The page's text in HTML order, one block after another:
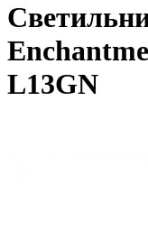
L13GN